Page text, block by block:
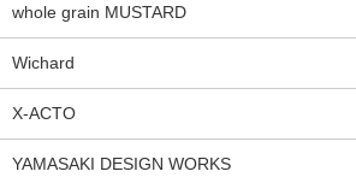
whole grain MUSTARD
Wichard
X-ACTO
YAMASAKI DESIGN WORKS